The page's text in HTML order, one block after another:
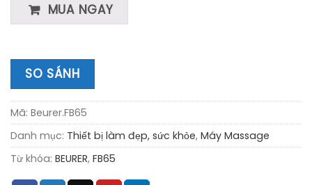
MUA NGAY
SO SÁNH
Mã: Beurer.FB65
Danh mục: Thiết bị làm đẹp, sức khỏe, Máy Massage
Từ khóa: BEURER, FB65